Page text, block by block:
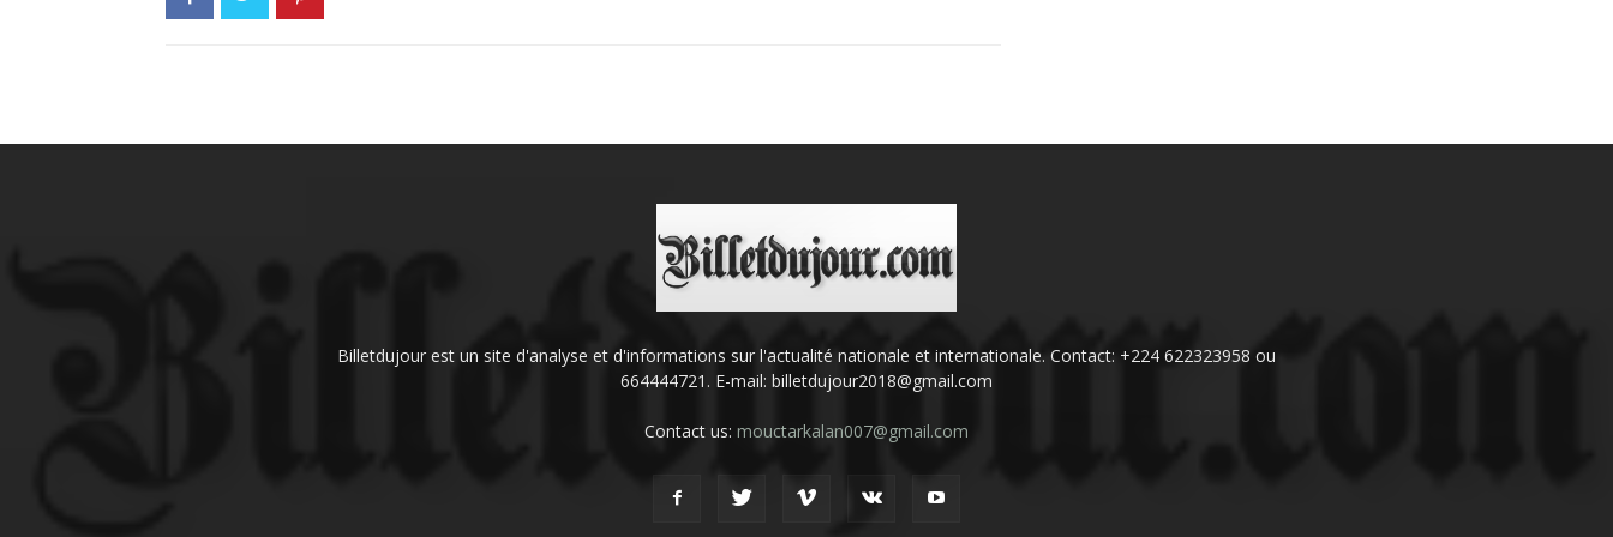
Billetdujour est un site d'analyse et d'informations sur l'actualité nationale et internationale. Contact: +224 622323958 ou
664444721. E-mail: billetdujour2018@gmail.com
Contact us: mouctarkalan007@gmail.com